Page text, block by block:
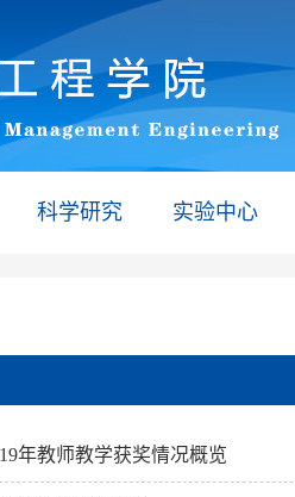
科学研究 实验中心
年教师教学获奖情况概览